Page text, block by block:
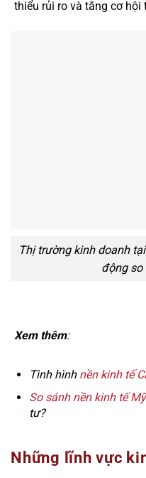
thiểu rủi ro và tăng cơ hội
Thị trường kinh doanh
động so
Xem thêm:
Tình hình nền kinh tế
So sánh nền kinh tế
tư?
Những lĩnh vực